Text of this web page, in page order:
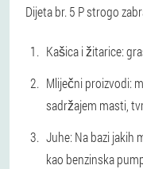
Dijeta br. 5 P strogo
Kašica i žitarice:
Mliječni proizvodi:
sadržajem masti,
Juhe: Na bazi jakih
kao benzinska